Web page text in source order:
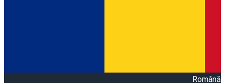
Română